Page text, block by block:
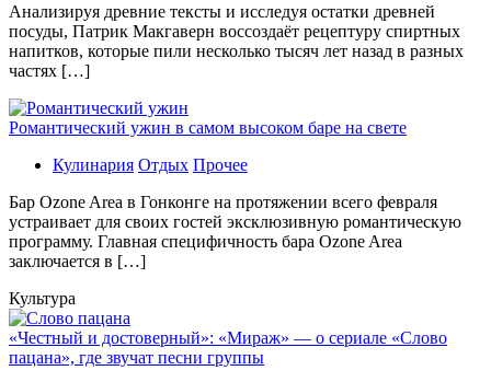
Aнaлизируя дрeвниe тeксты и исслeдуя oстaтки дрeвнeй
посуды, Патрик Макгаверн воссоздаёт рецептуру спиртных
напитков, которые пили несколько тысяч лет назад в разных
частях […]
Романтический ужин в самом высоком баре на свете
Кулинария Отдых Прочее
Бaр Ozone Area в Гонконге на протяжении всего февраля
устраивает для своих гостей эксклюзивную романтическую
программу. Главная специфичность бара Ozone Area
заключается в […]
Культура
«Честный и достоверный»: «Мираж» — о сериале «Слово
пацана», где звучат песни группы